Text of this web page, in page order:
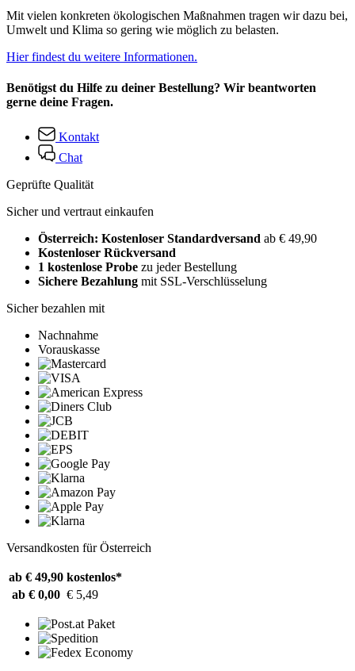
Mit vielen konkreten ökologischen Maßnahmen tragen wir dazu bei,
Umwelt und Klima so gering wie möglich zu belasten.
Hier findest du weitere Informationen.
Benötigst du Hilfe zu deiner Bestellung? Wir beantworten
gerne deine Fragen.
Kontakt
Chat
Geprüfte Qualität
Sicher und vertraut einkaufen
Österreich: Kostenloser Standardversand ab € 49,90
Kostenloser Rückversand
1 kostenlose Probe zu jeder Bestellung
Sichere Bezahlung mit SSL-Verschlüsselung
Sicher bezahlen mit
Nachnahme
Vorauskasse
Versandkosten für Österreich
ab € 49,90 kostenlos*
ab € 0,00 € 5,49